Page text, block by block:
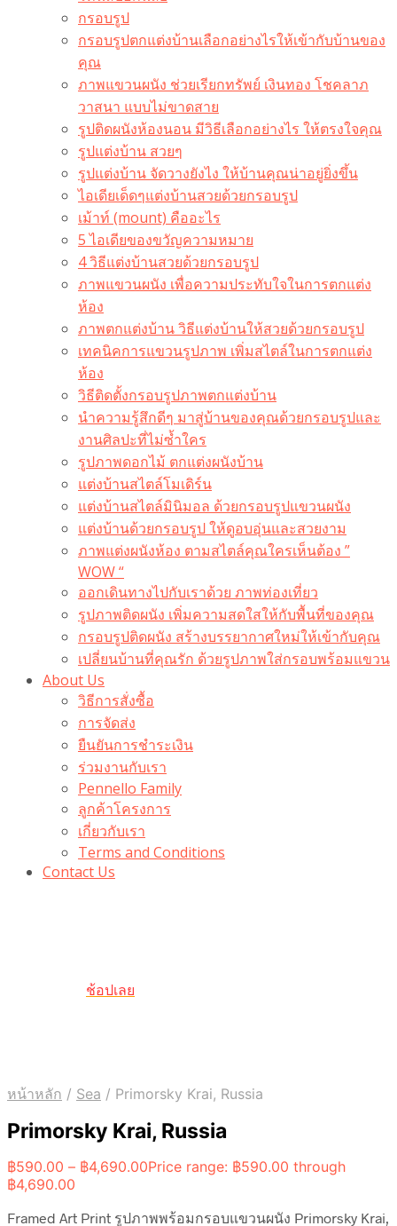
กรอบรูป
กรอบรูปตกแต่งบ้านเลือกอย่างไรให้เข้ากับบ้านของ
คุณ
ภาพแขวนผนัง ช่วยเรียกทรัพย์ เงินทอง โชคลาภ
วาสนา แบบไม่ขาดสาย
รูปติดผนังห้องนอน มีวิธีเลือกอย่างไร ให้ตรงใจคุณ
รูปแต่งบ้าน สวยๆ
รูปแต่งบ้าน จัดวางยังไง ให้บ้านคุณน่าอยู่ยิ่งขึ้น
ไอเดียเด็ดๆแต่งบ้านสวยด้วยกรอบรูป
เม้าท์ (mount) คืออะไร​
5 ไอเดียของขวัญความหมาย
4 วิธีแต่งบ้านสวยด้วยกรอบรูป
ภาพแขวนผนัง เพื่อความประทับใจในการตกแต่ง
ห้อง
ภาพตกแต่งบ้าน วิธีแต่งบ้านให้สวยด้วยกรอบรูป
เทคนิคการแขวนรูปภาพ เพิ่มสไตล์ในการตกแต่ง
ห้อง
วิธีติดตั้งกรอบรูปภาพตกแต่งบ้าน
นำความรู้สึกดีๆ มาสู่บ้านของคุณด้วยกรอบรูปและ
งานศิลปะที่ไม่ซ้ำใคร
รูปภาพดอกไม้ ตกแต่งผนังบ้าน
แต่งบ้านสไตล์โมเดิร์น
แต่งบ้านสไตล์มินิมอล ด้วยกรอบรูปแขวนผนัง
แต่งบ้านด้วยกรอบรูป ให้ดูอบอุ่นและสวยงาม
ภาพแต่งผนังห้อง ตามสไตล์คุณใครเห็นต้อง ”
WOW “
ออกเดินทางไปกับเราด้วย ภาพท่องเที่ยว
รูปภาพติดผนัง เพิ่มความสดใสให้กับพื้นที่ของคุณ
กรอบรูปติดผนัง สร้างบรรยากาศใหม่ให้เข้ากับคุณ
เปลี่ยนบ้านที่คุณรัก ด้วยรูปภาพใส่กรอบพร้อมแขวน​
About Us
วิธีการสั่งซื้อ
การจัดส่ง
ยืนยันการชำระเงิน
ร่วมงานกับเรา
Pennello Family
ลูกค้าโครงการ
เกี่ยวกับเรา
Terms and Conditions
Contact Us
ช้อปเลย
หน้าหลัก / Sea / Primorsky Krai, Russia
Primorsky Krai, Russia
฿590.00 – ฿4,690.00Price range: ฿590.00 through
฿4,690.00
Framed Art Print รูปภาพพร้อมกรอบแขวนผนัง Primorsky Krai,